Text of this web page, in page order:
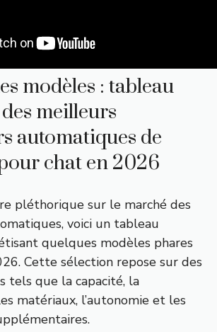
modèles : tableau
meilleurs
automatiques de
chat en 2026
pléthorique sur le marché des
voici un tableau
quelques modèles phares
Cette sélection repose sur des
tels que la capacité, la
matériaux, l’autonomie et les